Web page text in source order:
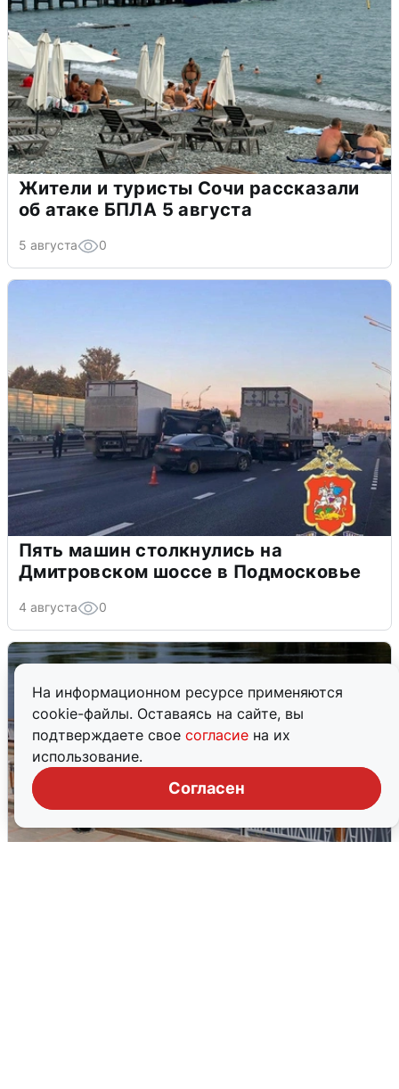
На информационном ресурсе применяются
cookie-файлы. Оставаясь на сайте, вы
подтверждаете свое согласие на их
использование.
Согласен
Жители и туристы Сочи рассказали
об атаке БПЛА 5 августа
5 августа 0
Пять машин столкнулись на
Дмитровском шоссе в Подмосковье
4 августа 0